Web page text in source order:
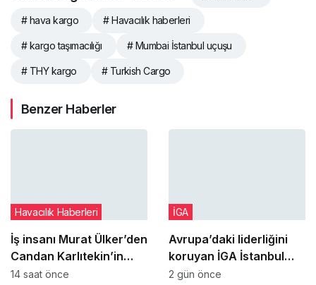
# hava kargo # Havacılık haberleri
# kargo taşımacılığı # Mumbai İstanbul uçuşu
# THY kargo # Turkish Cargo
Benzer Haberler
İş insanı Murat Ülker’den
Candan Karlıtekin’in
THY ile ilgili kaleme
Havacılık Haberleri
14 saat önce
Avrupa’daki liderliğini
koruyan İGA İstanbul
Havalimanı küresel
İGA
2 gün önce